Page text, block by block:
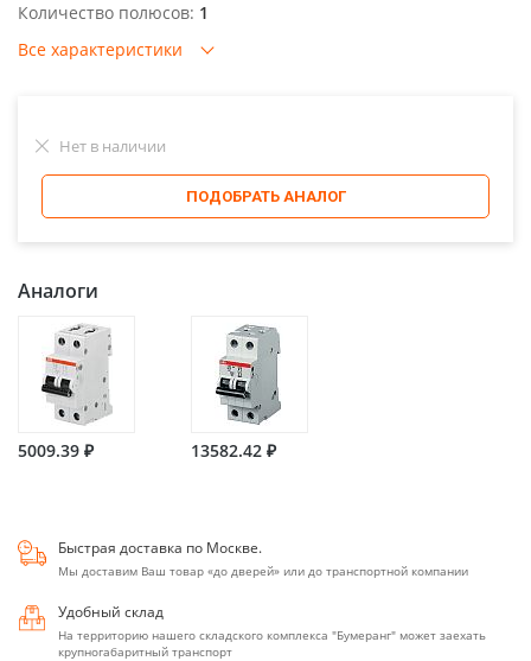
Количество полюсов: 1
Все характеристики
Нет в наличии
ПОДОБРАТЬ АНАЛОГ
Аналоги
5009.39 ₽ 13582.42 ₽
Быстрая доставка по Москве.
Мы доставим Ваш товар «до дверей» или до транспортной компании
Удобный склад
На территорию нашего складского комплекса "Бумеранг" может заехать
крупногабаритный транспорт